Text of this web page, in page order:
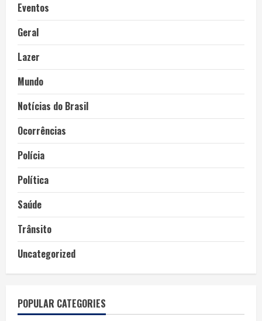
Eventos
Geral
Lazer
Mundo
Notícias do Brasil
Ocorrências
Polícia
Política
Saúde
Trânsito
Uncategorized
POPULAR CATEGORIES